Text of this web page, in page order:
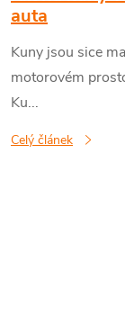
auta
Kuny jsou sice
motorovém
Ku...
Celý článek